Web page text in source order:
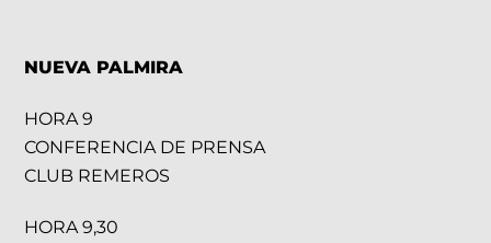
NUEVA PALMIRA
HORA 9
CONFERENCIA DE PRENSA
CLUB REMEROS
HORA 9,30